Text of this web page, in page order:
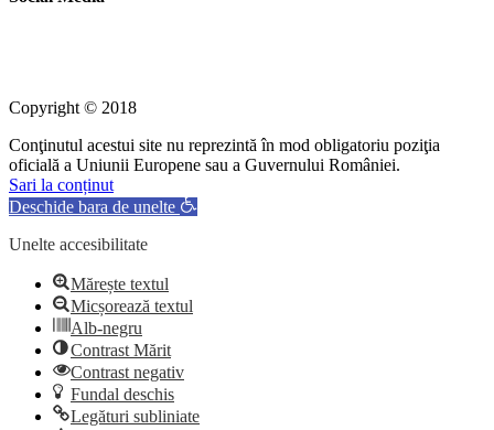
Copyright © 2018
Conţinutul acestui site nu reprezintă în mod obligatoriu poziţia
oficială a Uniunii Europene sau a Guvernului României.
Sari la conținut
Deschide bara de unelte
Unelte accesibilitate
Mărește textul
Micșorează textul
Alb-negru
Contrast Mărit
Contrast negativ
Fundal deschis
Legături subliniate